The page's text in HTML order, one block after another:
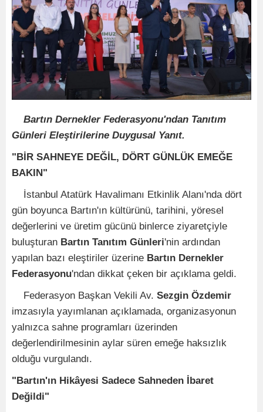
Bartın Dernekler Federasyonu'ndan Tanıtım
Günleri Eleştirilerine Duygusal Yanıt.
"BİR SAHNEYE DEĞİL, DÖRT GÜNLÜK EMEĞE
BAKIN"
İstanbul Atatürk Havalimanı Etkinlik Alanı'nda dört
gün boyunca Bartın'ın kültürünü, tarihini, yöresel
değerlerini ve üretim gücünü binlerce ziyaretçiyle
buluşturan Bartın Tanıtım Günleri'nin ardından
yapılan bazı eleştiriler üzerine Bartın Dernekler
Federasyonu'ndan dikkat çeken bir açıklama geldi.
Federasyon Başkan Vekili Av. Sezgin Özdemir
imzasıyla yayımlanan açıklamada, organizasyonun
yalnızca sahne programları üzerinden
değerlendirilmesinin aylar süren emeğe haksızlık
olduğu vurgulandı.
"Bartın'ın Hikâyesi Sadece Sahneden İbaret
Değildi"